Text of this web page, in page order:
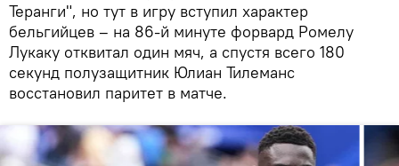
Теранги", но тут в игру вступил характер
бельгийцев – на 86-й минуте форвард Ромелу
Лукаку отквитал один мяч, а спустя всего 180
секунд полузащитник Юлиан Тилеманс
восстановил паритет в матче.